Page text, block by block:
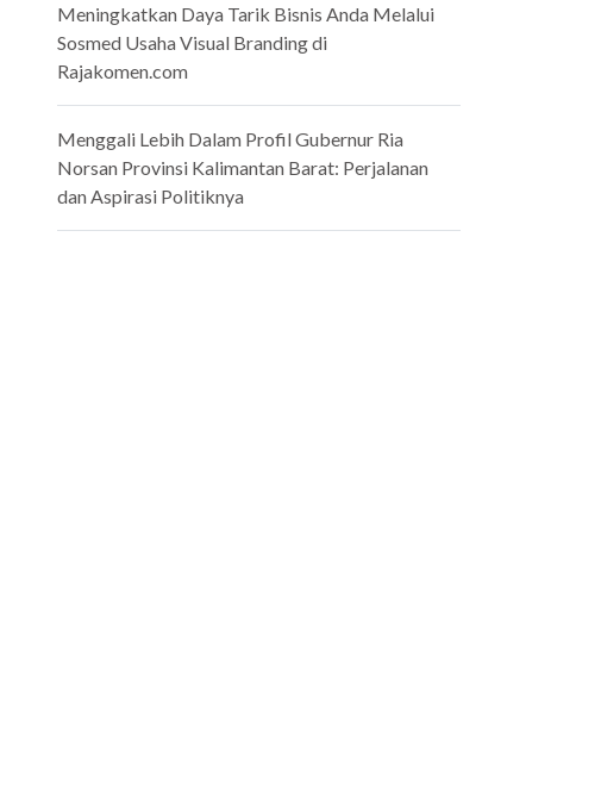
Meningkatkan Daya Tarik Bisnis Anda Melalui
Sosmed Usaha Visual Branding di
Rajakomen.com
Menggali Lebih Dalam Profil Gubernur Ria
Norsan Provinsi Kalimantan Barat: Perjalanan
dan Aspirasi Politiknya